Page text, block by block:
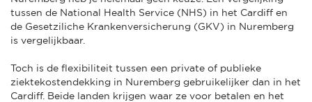
tussen de National Health Service (NHS) in het Cardiff en
de Gesetziliche Krankenversicherung (GKV) in Nuremberg
is vergelijkbaar.
Toch is de flexibiliteit tussen een private of publieke
ziektekostendekking in Nuremberg gebruikelijker dan in het
Cardiff. Beide landen krijgen waar ze voor betalen en het